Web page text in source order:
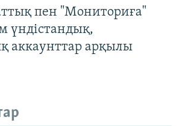
пен "Мониториға"
үндістандық,
аккаунттар арқылы